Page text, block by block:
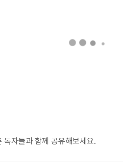
독자들과 함께 공유해보세요.